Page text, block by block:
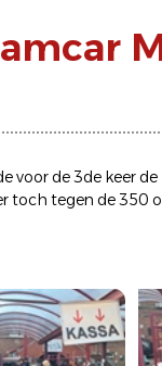
voor de 3de keer
toch tegen de 350